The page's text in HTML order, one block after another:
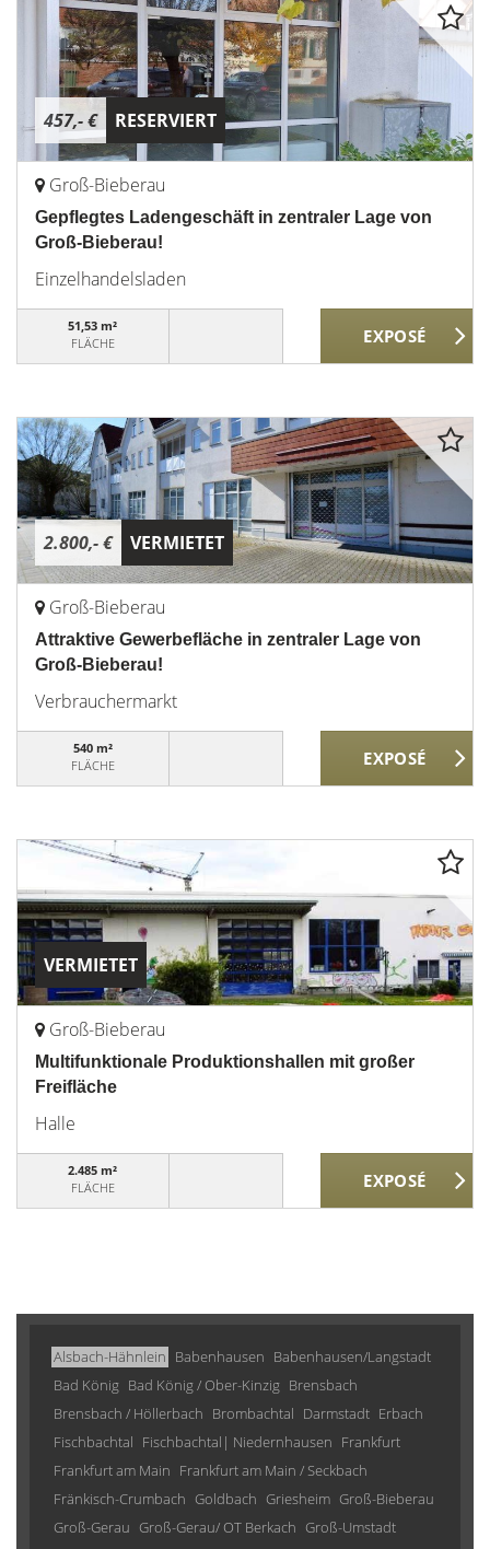
457,- € RESERVIERT
Groß-Bieberau
Gepflegtes Ladengeschäft in zentraler Lage von
Groß-Bieberau!
Einzelhandelsladen
51,53 m²
FLÄCHE
2.800,- € VERMIETET
Groß-Bieberau
Attraktive Gewerbefläche in zentraler Lage von
Groß-Bieberau!
Verbrauchermarkt
540 m²
FLÄCHE
VERMIETET
Groß-Bieberau
Multifunktionale Produktionshallen mit großer
Freifläche
Halle
2.485 m²
FLÄCHE
Alsbach-Hähnlein Babenhausen Babenhausen/Langstadt
Bad König Bad König / Ober-Kinzig Brensbach
Brensbach / Höllerbach Brombachtal Darmstadt Erbach
Fischbachtal Fischbachtal| Niedernhausen Frankfurt
Frankfurt am Main Frankfurt am Main / Seckbach
Fränkisch-Crumbach Goldbach Griesheim Groß-Bieberau
Groß-Gerau Groß-Gerau/ OT Berkach Groß-Umstadt